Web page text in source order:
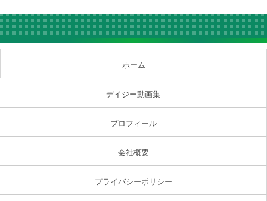
ホーム
デイジー動画集
プロフィール
会社概要
プライバシーポリシー